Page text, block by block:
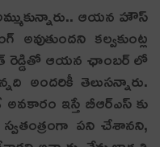
ఆయన హౌస్
క‌ల్వ‌కుంట్ల
రెడ్డితో ఆయన ఛాంబర్ లో
అందరికీ తెలుసన్నారు.
అవకారం ఇస్తే బీఆర్ఎస్ కు
పని చేశానని,